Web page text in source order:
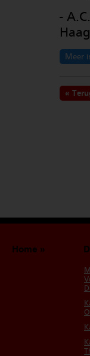
-
Meer
Home